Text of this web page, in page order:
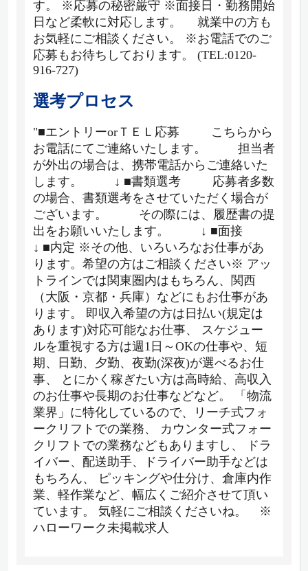
す。 ※応募の秘密厳守 ※面接日・勤務開始
日など柔軟に対応します。 就業中の方も
お気軽にご相談ください。 ※お電話でのご
応募もお待ちしております。 (TEL:0120-
916-727)
選考プロセス
"■エントリーorＴＥＬ応募 こちらから
お電話にてご連絡いたします。 担当者
が外出の場合は、携帯電話からご連絡いた
します。 ↓ ■書類選考 応募者多数
の場合、書類選考をさせていただく場合が
ございます。 その際には、履歴書の提
出をお願いいたします。 ↓ ■面接
↓ ■内定 ※その他、いろいろなお仕事があ
ります。希望の方はご相談ください※ アッ
トラインでは関東圏内はもちろん、関西
（大阪・京都・兵庫）などにもお仕事があ
ります。 即収入希望の方は日払い(規定は
あります)対応可能なお仕事、 スケジュー
ルを重視する方は週1日～OKの仕事や、短
期、日勤、夕勤、夜勤(深夜)が選べるお仕
事、 とにかく稼ぎたい方は高時給、高収入
のお仕事や長期のお仕事などなど。 「物流
業界」に特化しているので、リーチ式フォ
ークリフトでの業務、 カウンター式フォー
クリフトでの業務などもありますし、 ドラ
イバー、配送助手、ドライバー助手などは
もちろん、 ピッキングや仕分け、倉庫内作
業、軽作業など、幅広くご紹介させて頂い
ています。 気軽にご相談くださいね。 ※
ハローワーク未掲載求人